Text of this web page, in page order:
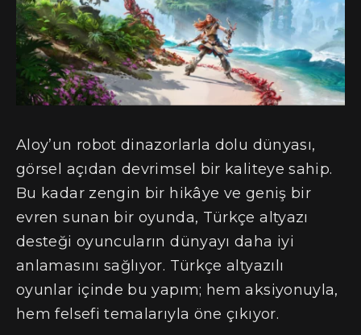
Aloy’un robot dinazorlarla dolu dünyası,
görsel açıdan devrimsel bir kaliteye sahip.
Bu kadar zengin bir hikâye ve geniş bir
evren sunan bir oyunda, Türkçe altyazı
desteği oyuncuların dünyayı daha iyi
anlamasını sağlıyor. Türkçe altyazılı
oyunlar içinde bu yapım; hem aksiyonuyla,
hem felsefi temalarıyla öne çıkıyor.